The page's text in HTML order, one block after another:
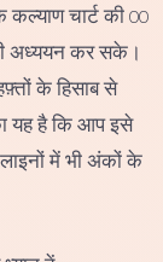
चार्ट की 00
अध्ययन कर सके।
के हिसाब से
यह है कि आप इसे
में भी अंकों के